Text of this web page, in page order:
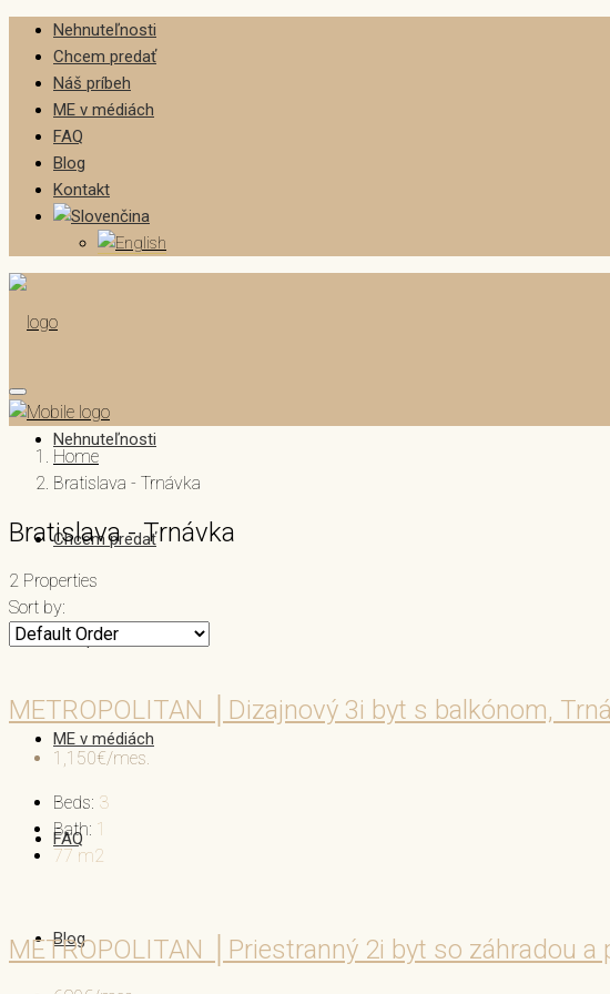
Nehnuteľnosti
Chcem predať
Náš príbeh
ME v médiách
FAQ
Blog
Kontakt
Nehnuteľnosti
Chcem predať
Náš príbeh
ME v médiách
FAQ
Blog
Home
Bratislava - Trnávka
Bratislava - Trnávka
2 Properties
Sort by:
METROPOLITAN │Dizajnový 3i byt s balkónom,
1,150€/mes.
Beds: 3
Bath: 1
77 m2
METROPOLITAN │Priestranný 2i byt so záhradou a